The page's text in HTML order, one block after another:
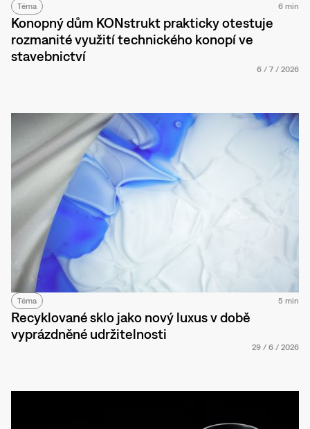
Téma 6 min
Konopný dům KONstrukt prakticky otestuje
rozmanité využití technického konopí ve
stavebnictví
6 / 7 / 2026
Téma 5 min
Recyklované sklo jako nový luxus v době
vyprázdněné udržitelnosti
29 / 6 / 2026